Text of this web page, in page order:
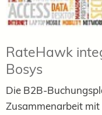
RateHawk
Bosys
Die B2B-
Zusammenarbeit mit